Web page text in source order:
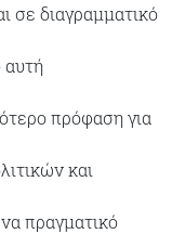
σε διαγραμματικό
αυτή
πρόφαση για
και
πραγματικό